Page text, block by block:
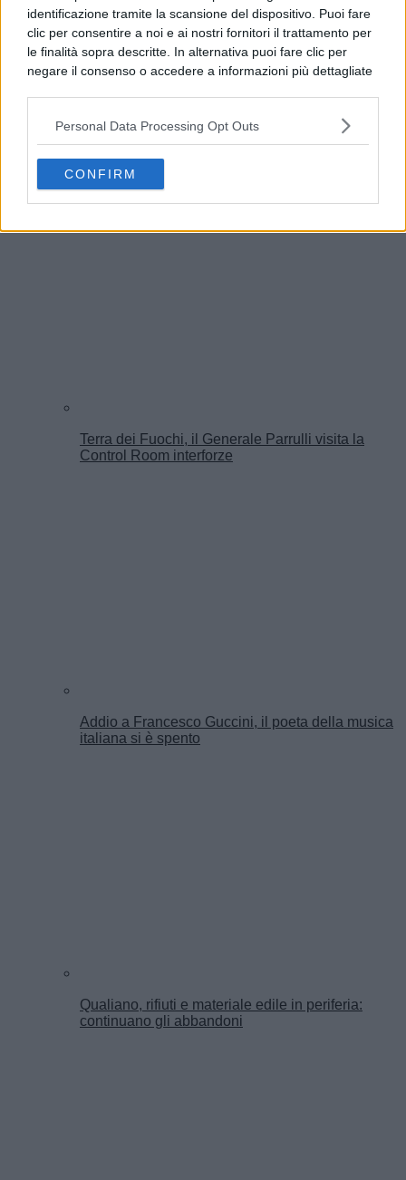
identificazione tramite la scansione del dispositivo. Puoi fare
clic per consentire a noi e ai nostri fornitori il trattamento per
le finalità sopra descritte. In alternativa puoi fare clic per
negare il consenso o accedere a informazioni più dettagliate
possono non richiedere il tuo consenso, ma hai il diritto di
opporti a tale trattamento. Le tue preferenze si
preferenze in qualsiasi momento ritornando su questo sito o
consultando la nostrainformativa sulla riservatezza.
Personal Data Processing Opt Outs
CONFIRM
Guasto all’Acquedotto Campano, stop all’acqua
tra Qualiano e Villaricca
Terra dei Fuochi, il Generale Parrulli visita la
Control Room interforze
Addio a Francesco Guccini, il poeta della musica
italiana si è spento
Qualiano, rifiuti e materiale edile in periferia:
continuano gli abbandoni